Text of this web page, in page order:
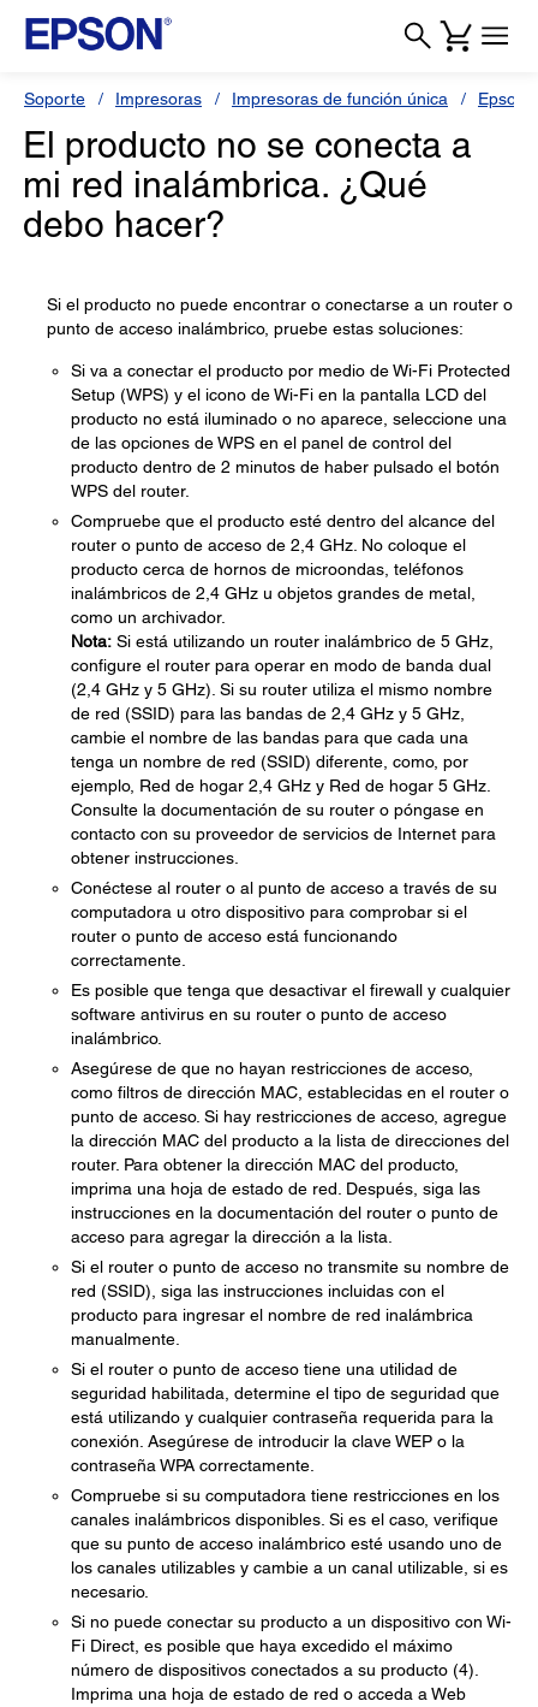
Soporte Impresoras Impresoras de función única Epson
El producto no se conecta a
mi red inalámbrica. ¿Qué
debo hacer?
Si el producto no puede encontrar o conectarse a un router o
punto de acceso inalámbrico, pruebe estas soluciones:
Si va a conectar el producto por medio de Wi-Fi Protected
Setup (WPS) y el icono de Wi-Fi en la pantalla LCD del
producto no está iluminado o no aparece, seleccione una
de las opciones de WPS en el panel de control del
producto dentro de 2 minutos de haber pulsado el botón
WPS del router.
Compruebe que el producto esté dentro del alcance del
router o punto de acceso de 2,4 GHz. No coloque el
producto cerca de hornos de microondas, teléfonos
inalámbricos de 2,4 GHz u objetos grandes de metal,
como un archivador.
Nota: Si está utilizando un router inalámbrico de 5 GHz,
configure el router para operar en modo de banda dual
(2,4 GHz y 5 GHz). Si su router utiliza el mismo nombre
de red (SSID) para las bandas de 2,4 GHz y 5 GHz,
cambie el nombre de las bandas para que cada una
tenga un nombre de red (SSID) diferente, como, por
ejemplo, Red de hogar 2,4 GHz y Red de hogar 5 GHz.
Consulte la documentación de su router o póngase en
contacto con su proveedor de servicios de Internet para
obtener instrucciones.
Conéctese al router o al punto de acceso a través de su
computadora u otro dispositivo para comprobar si el
router o punto de acceso está funcionando
correctamente.
Es posible que tenga que desactivar el firewall y cualquier
software antivirus en su router o punto de acceso
inalámbrico.
Asegúrese de que no hayan restricciones de acceso,
como filtros de dirección MAC, establecidas en el router o
punto de acceso. Si hay restricciones de acceso, agregue
la dirección MAC del producto a la lista de direcciones del
router. Para obtener la dirección MAC del producto,
imprima una hoja de estado de red. Después, siga las
instrucciones en la documentación del router o punto de
acceso para agregar la dirección a la lista.
Si el router o punto de acceso no transmite su nombre de
red (SSID), siga las instrucciones incluidas con el
producto para ingresar el nombre de red inalámbrica
manualmente.
Si el router o punto de acceso tiene una utilidad de
seguridad habilitada, determine el tipo de seguridad que
está utilizando y cualquier contraseña requerida para la
conexión. Asegúrese de introducir la clave WEP o la
contraseña WPA correctamente.
Compruebe si su computadora tiene restricciones en los
canales inalámbricos disponibles. Si es el caso, verifique
que su punto de acceso inalámbrico esté usando uno de
los canales utilizables y cambie a un canal utilizable, si es
necesario.
Si no puede conectar su producto a un dispositivo con Wi-
Fi Direct, es posible que haya excedido el máximo
número de dispositivos conectados a su producto (4).
Imprima una hoja de estado de red o acceda a Web